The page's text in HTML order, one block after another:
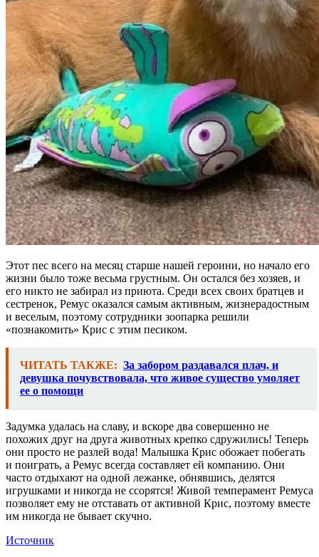
Этот пес всего на месяц старше нашей героини, но начало его
жизни было тоже весьма грустным. Он остался без хозяев, и
его никто не забирал из приюта. Среди всех своих братцев и
сестренок, Ремус оказался самым активным, жизнерадостным
и веселым, поэтому сотрудники зоопарка решили
«познакомить» Крис с этим песиком.
ЧИТАТЬ ТАКЖЕ: За забором раздавался плач, и
девушка почувствовала, что живое существо умоляет
ее о помощи
Задумка удалась на славу, и вскоре два совершенно не
похожих друг на друга животных крепко сдружились! Теперь
они просто не разлей вода! Малышка Крис обожает побегать
и поиграть, а Ремус всегда составляет ей компанию. Они
часто отдыхают на одной лежанке, обнявшись, делятся
игрушками и никогда не ссорятся! Живой темперамент Ремуса
позволяет ему не отставать от активной Крис, поэтому вместе
им никогда не бывает скучно.
Источник